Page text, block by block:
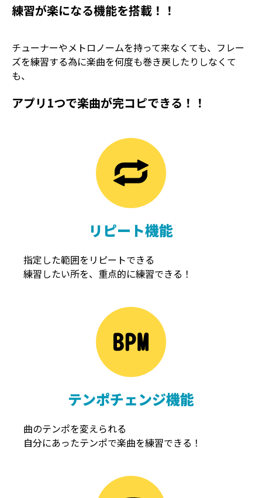
練習が楽になる機能を搭載！！
チューナーやメトロノームを持って来なくても、フレー
ズを練習する為に楽曲を何度も巻き戻したりしなくて
も、
アプリ1つで楽曲が完コピできる！！
リピート機能
指定した範囲をリピートできる
練習したい所を、重点的に練習できる！
テンポチェンジ機能
曲のテンポを変えられる
自分にあったテンポで楽曲を練習できる！